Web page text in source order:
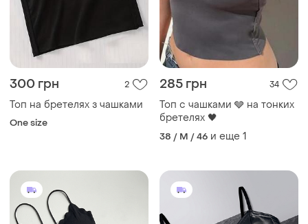
300 грн 2
Топ на бретелях з чашками
One size
285 грн 34
Топ с чашками 🩶 на тонких
бретелях 🖤
38 / M / 46 и еще 1